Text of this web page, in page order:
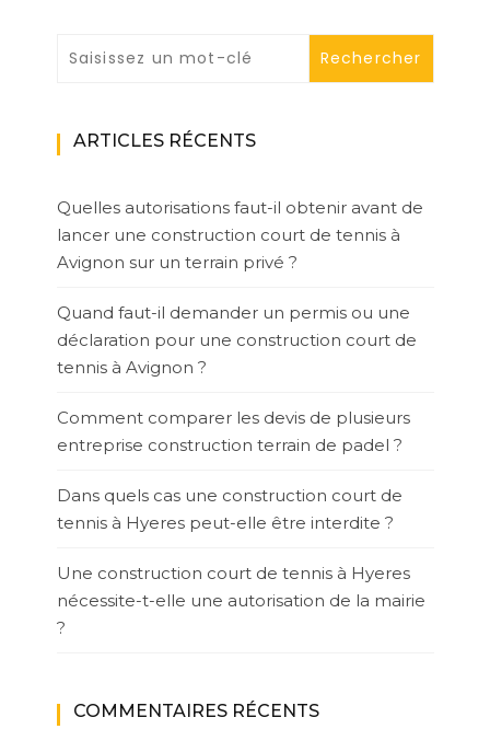
ARTICLES RÉCENTS
Quelles autorisations faut-il obtenir avant de
lancer une construction court de tennis à
Avignon sur un terrain privé ?
Quand faut-il demander un permis ou une
déclaration pour une construction court de
tennis à Avignon ?
Comment comparer les devis de plusieurs
entreprise construction terrain de padel ?
Dans quels cas une construction court de
tennis à Hyeres peut-elle être interdite ?
Une construction court de tennis à Hyeres
nécessite-t-elle une autorisation de la mairie
?
COMMENTAIRES RÉCENTS